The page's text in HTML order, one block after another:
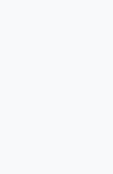
プロフェッシ
プロフェッショナルサ
上場の可能性を大幅に
やBitdealなどのサー
ョン、法的コンプラ
ーションにおいて専
スは、詳細なプロジェ
イトペーパーの作成、